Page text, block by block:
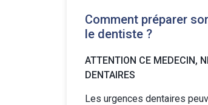
Comment préparer
le dentiste ?
ATTENTION CE MEDECIN,
DENTAIRES
Les urgences dentaires